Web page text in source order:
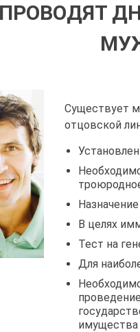
Существует
отцовской
В целях
Тест на
Для
имущества